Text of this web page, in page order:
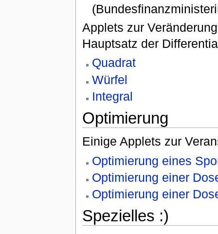
Applets zur
Hauptsatz der
Quadrat
Würfel
Integral
Optimierung
Einige Applets zur
Optimierung eines
Optimierung einer
Optimierung einer
Spezielles :)